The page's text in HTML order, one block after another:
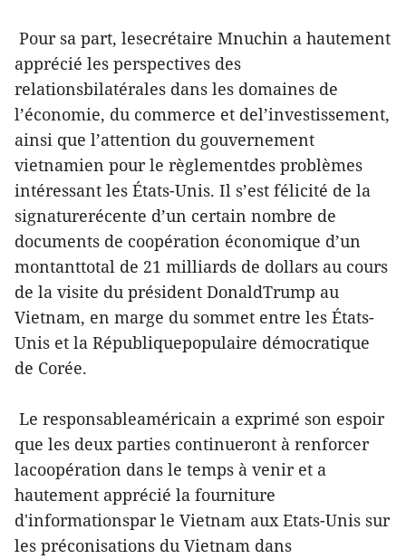
Pour sa part, lesecrétaire Mnuchin a hautement
apprécié les perspectives des
relationsbilatérales dans les domaines de
l’économie, du commerce et del’investissement,
ainsi que l’attention du gouvernement
vietnamien pour le règlementdes problèmes
intéressant les États-Unis. Il s’est félicité de la
signaturerécente d’un certain nombre de
documents de coopération économique d’un
montanttotal de 21 milliards de dollars au cours
de la visite du président DonaldTrump au
Vietnam, en marge du sommet entre les États-
Unis et la Républiquepopulaire démocratique
de Corée.
Le responsableaméricain a exprimé son espoir
que les deux parties continueront à renforcer
lacoopération dans le temps à venir et a
hautement apprécié la fourniture
d'informationspar le Vietnam aux Etats-Unis sur
les préconisations du Vietnam dans